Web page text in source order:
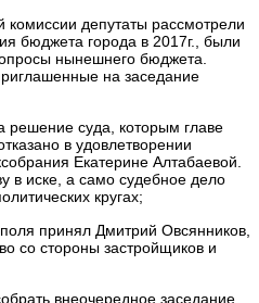
комиссии депутаты рассмотрели
бюджета города в 2017г., были
нынешнего бюджета.
на заседание
решение суда, которым главе
в удовлетворении
Екатерине Алтабаевой.
в иске, а само судебное дело
кругах;
принял Дмитрий Овсянников,
со стороны застройщиков и
внеочередное заседание